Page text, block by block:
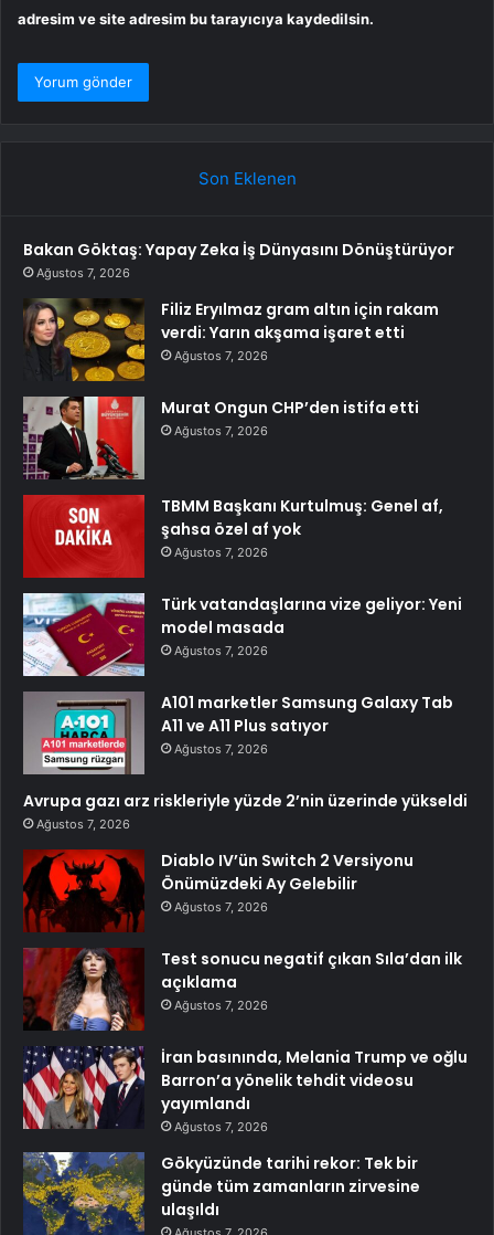
adresim ve site adresim bu tarayıcıya kaydedilsin.
Son Eklenen
Bakan Göktaş: Yapay Zeka İş Dünyasını Dönüştürüyor
Ağustos 7, 2026
Filiz Eryılmaz gram altın için rakam
verdi: Yarın akşama işaret etti
Ağustos 7, 2026
Murat Ongun CHP’den istifa etti
Ağustos 7, 2026
TBMM Başkanı Kurtulmuş: Genel af,
şahsa özel af yok
Ağustos 7, 2026
Türk vatandaşlarına vize geliyor: Yeni
model masada
Ağustos 7, 2026
A101 marketler Samsung Galaxy Tab
A11 ve A11 Plus satıyor
Ağustos 7, 2026
Avrupa gazı arz riskleriyle yüzde 2’nin üzerinde yükseldi
Ağustos 7, 2026
Diablo IV’ün Switch 2 Versiyonu
Önümüzdeki Ay Gelebilir
Ağustos 7, 2026
Test sonucu negatif çıkan Sıla’dan ilk
açıklama
Ağustos 7, 2026
İran basınında, Melania Trump ve oğlu
Barron’a yönelik tehdit videosu
yayımlandı
Ağustos 7, 2026
Gökyüzünde tarihi rekor: Tek bir
günde tüm zamanların zirvesine
ulaşıldı